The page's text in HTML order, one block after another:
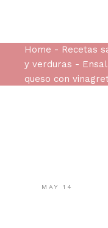
Home Recetas
y verduras
queso con
MAY 14